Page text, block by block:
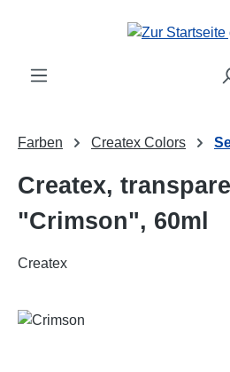
Zum Hauptinhalt springen
Farben Createx Colors
Createx,
"Crimson", 60ml
Createx
Bildergalerie überspringen